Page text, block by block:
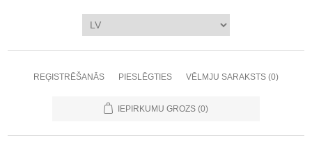
REĢISTRĒŠANĀS PIESLĒGTIES VĒLMJU SARAKSTS (0)
IEPIRKUMU GROZS (0)